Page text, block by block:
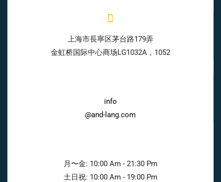
上海市長寧区茅台路179弄
金虹桥国际中心商场LG1032A，1052
info
@and-lang.com
月〜金: 10:00 Am - 21:30 Pm
土日祝: 10:00 Am - 19:00 Pm